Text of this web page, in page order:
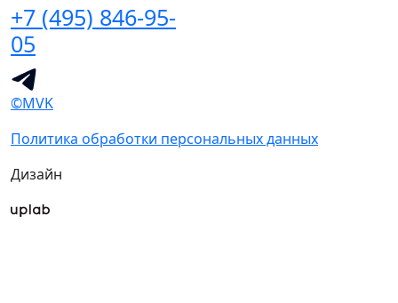
+7 (495) 846-95-
05
©MVK
Политика обработки персональных данных
Дизайн